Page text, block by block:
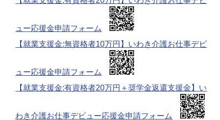
ュー応援金申請フォーム
【就業支援金:無資格者10万円】いわき介護お仕事デビ
ュー応援金申請フォーム
【就業支援金:有資格者20万円＋奨学金返還支援金】い
わき介護お仕事デビュー応援金申請フォーム